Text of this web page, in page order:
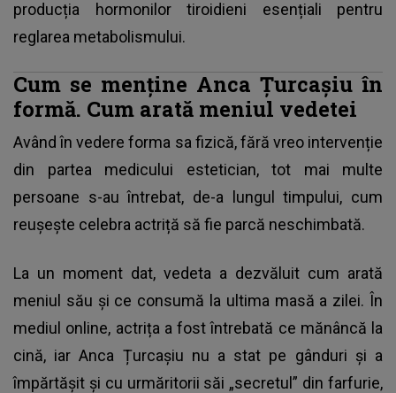
producția hormonilor tiroidieni esențiali pentru
reglarea metabolismului.
Cum se menține Anca Țurcașiu în
formă. Cum arată meniul vedetei
Având în vedere forma sa fizică, fără vreo intervenție
din partea medicului estetician, tot mai multe
persoane s-au întrebat, de-a lungul timpului, cum
reușește celebra actriță să fie parcă neschimbată.
La un moment dat, vedeta a dezvăluit cum arată
meniul său și ce consumă la ultima masă a zilei. În
mediul online, actrița a fost întrebată ce mănâncă la
cină, iarAnca Țurcașiu nu a stat pe gânduri și a
împărtășit și cu urmăritorii săi „secretul” din farfurie,